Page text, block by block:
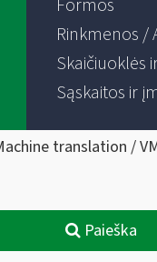
Formos
Rinkmenos /
Skaičiuoklės
Sąskaitos ir
translation /
Paieška